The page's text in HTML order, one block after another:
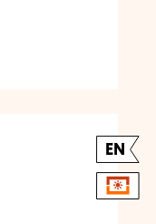
EN